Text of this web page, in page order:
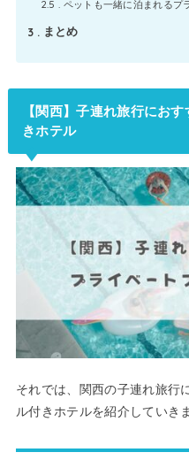
2.5 ペットも一緒に泊まれるプ
3 まとめ
【関西】子連れ旅行にお
きホテル
それでは、関西の子連れ旅行
ル付きホテルを紹介していき